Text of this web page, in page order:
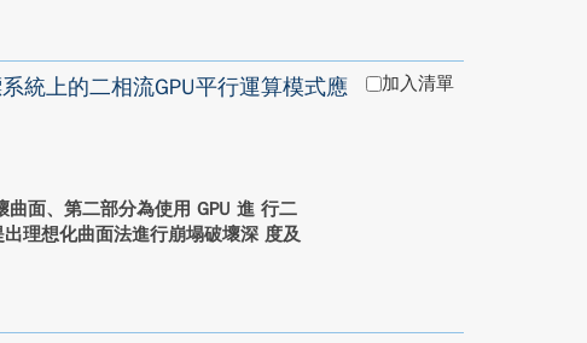
統上的二相流GPU平行運算模式應
面、第二部分為使用 GPU 進 行二
理想化曲面法進行崩塌破壞深 度及
加入清單